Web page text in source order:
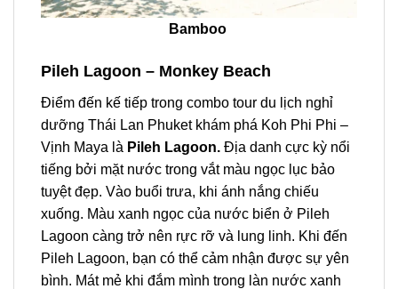
Bamboo
Pileh Lagoon – Monkey Beach
Điểm đến kế tiếp trong combo tour du lịch nghỉ
dưỡng Thái Lan Phuketkhám phá Koh Phi Phi –
Vịnh Maya là Pileh Lagoon. Địa danh cực kỳ nổi
tiếng bởi mặt nước trong vắt màu ngọc lục bảo
tuyệt đẹp. Vào buổi trưa, khi ánh nắng chiếu
xuống. Màu xanh ngọc của nước biển ở Pileh
Lagoon càng trở nên rực rỡ và lung linh. Khi đến
Pileh Lagoon, bạn có thể cảm nhận được sự yên
bình. Mát mẻ khi đắm mình trong làn nước xanh